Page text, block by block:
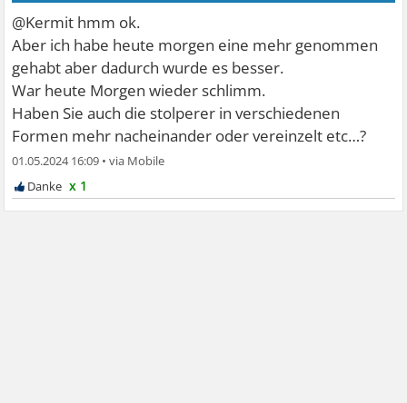
@Kermit hmm ok.
Aber ich habe heute morgen eine mehr genommen
gehabt aber dadurch wurde es besser.
War heute Morgen wieder schlimm.
Haben Sie auch die stolperer in verschiedenen
Formen mehr nacheinander oder vereinzelt etc…?
01.05.2024 16:09 •
x 1